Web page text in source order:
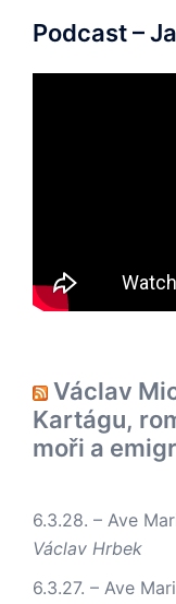
Podcast –
Václav
Kartágu,
moři a
6.3.28. – Ave
Václav Hrbek
6.3.27. – Ave